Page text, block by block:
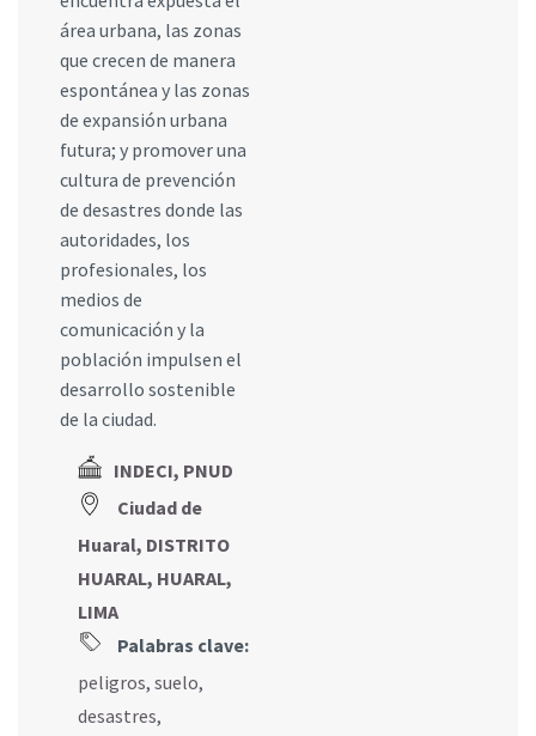
área urbana, las zonas
que crecen de manera
espontánea y las zonas
de expansión urbana
futura; y promover una
cultura de prevención
de desastres donde las
autoridades, los
profesionales, los
medios de
comunicación y la
población impulsen el
desarrollo sostenible
de la ciudad.
INDECI, PNUD
Ciudad de
Huaral, DISTRITO
HUARAL, HUARAL,
LIMA
Palabras clave:
peligros, suelo,
desastres,